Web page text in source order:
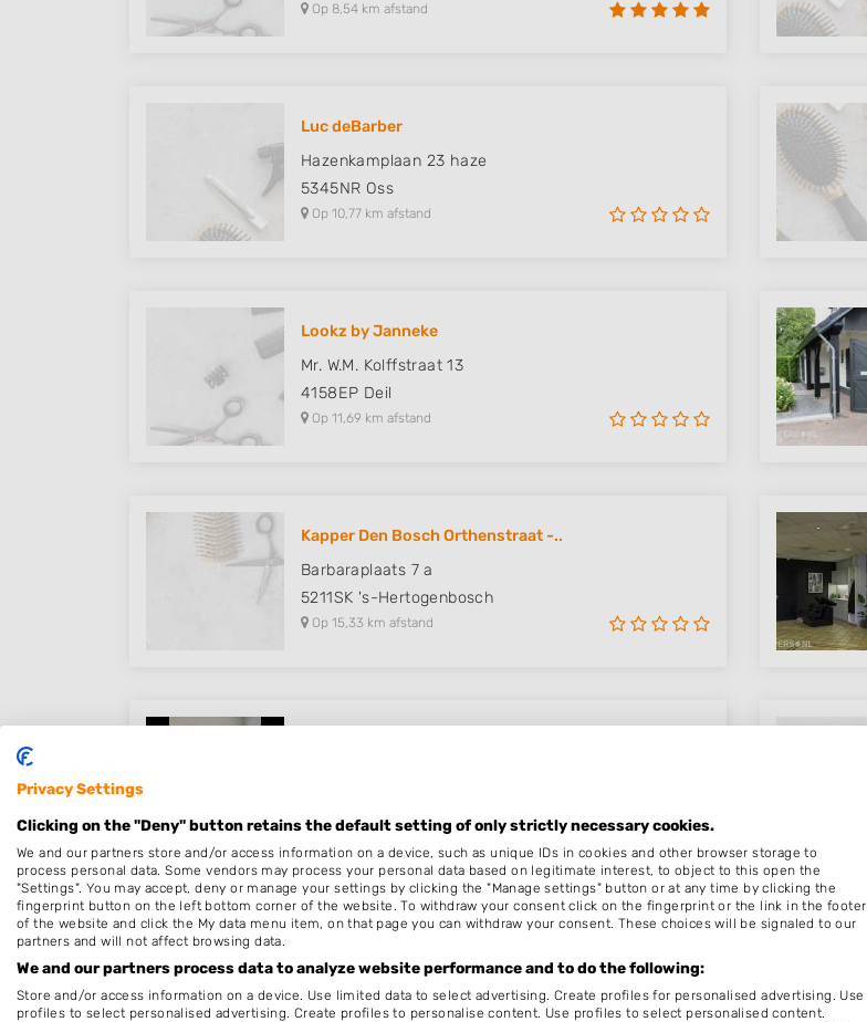
Op 8,54 km afstand
Luc deBarber
Hazenkamplaan 23 haze
5345NR Oss
Op 10,77 km afstand
Lookz by Janneke
Mr. W.M. Kolffstraat 13
4158EP Deil
Op 11,69 km afstand
Kapper Den Bosch Orthenstraat -..
Barbaraplaats 7 a
5211SK 's-Hertogenbosch
Op 15,33 km afstand
Op 16,23 km afstand
Schuilenburglaan 24
4033DK Lienden
Privacy Settings
Clicking on the "Deny" button retains the default setting of only strictly necessary cookies.
We and our partners store and/or access information on a device, such as unique IDs in cookies and other browser storage to
process personal data. Some vendors may process your personal data based on legitimate interest, to object to this open the
"Settings". You may accept, deny or manage your settings by clicking the "Manage settings" button or at any time by clicking the
fingerprint button on the left bottom corner of the website. To withdraw your consent click on the fingerprint or the link in the footer
of the website and click the My data menu item, on that page you can withdraw your consent. These choices will be signaled to our
partners and will not affect browsing data.
We and our partners process data to analyze website performance and to do the following:
Store and/or access information on a device. Use limited data to select advertising. Create profiles for personalised advertising. Use
profiles to select personalised advertising. Create profiles to personalise content. Use profiles to select personalised content.